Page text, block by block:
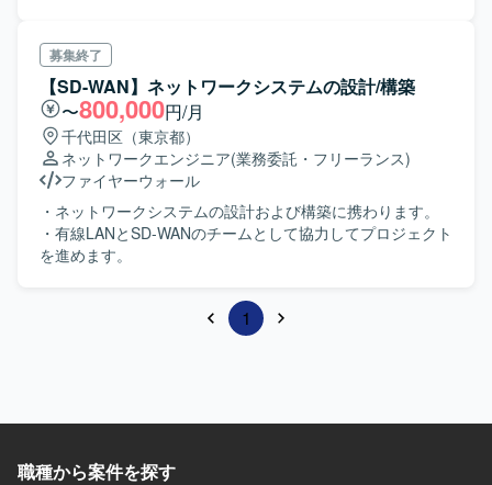
募集終了
【SD-WAN】ネットワークシステムの設計/構築
〜800,000円/月
千代田区（東京都）
ネットワークエンジニア(業務委託・フリーランス)
ファイヤーウォール
・ネットワークシステムの設計および構築に携わります。
・有線LANとSD-WANのチームとして協力してプロジェクト
を進めます。
1
職種から案件を探す